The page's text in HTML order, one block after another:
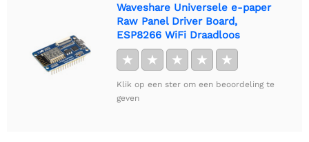
Waveshare Universele e-paper
Raw Panel Driver Board,
ESP8266 WiFi Draadloos
★ ★ ★ ★ ★
Klik op een ster om een beoordeling te
geven